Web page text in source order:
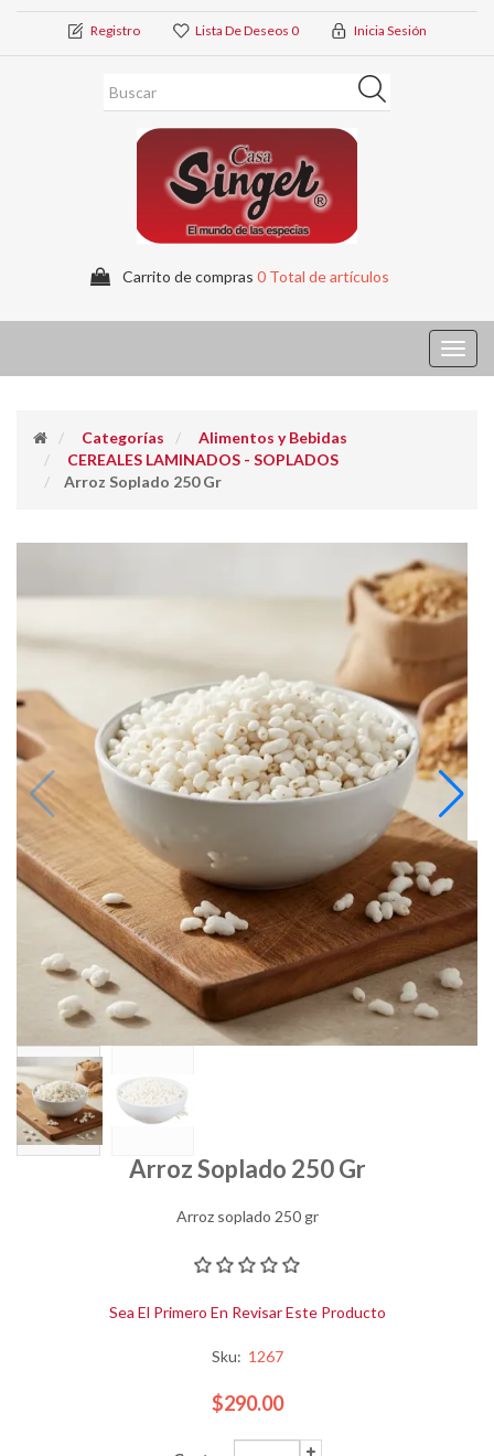
Registro Lista De Deseos 0 Inicia Sesión
Carrito de compras 0 Total de artículos
Categorías
Alimentos y Bebidas
CEREALES LAMINADOS - SOPLADOS
Arroz Soplado 250 Gr
Arroz Soplado 250 Gr
Arroz soplado 250 gr
Sea El Primero En Revisar Este Producto
Sku: 1267
$290.00